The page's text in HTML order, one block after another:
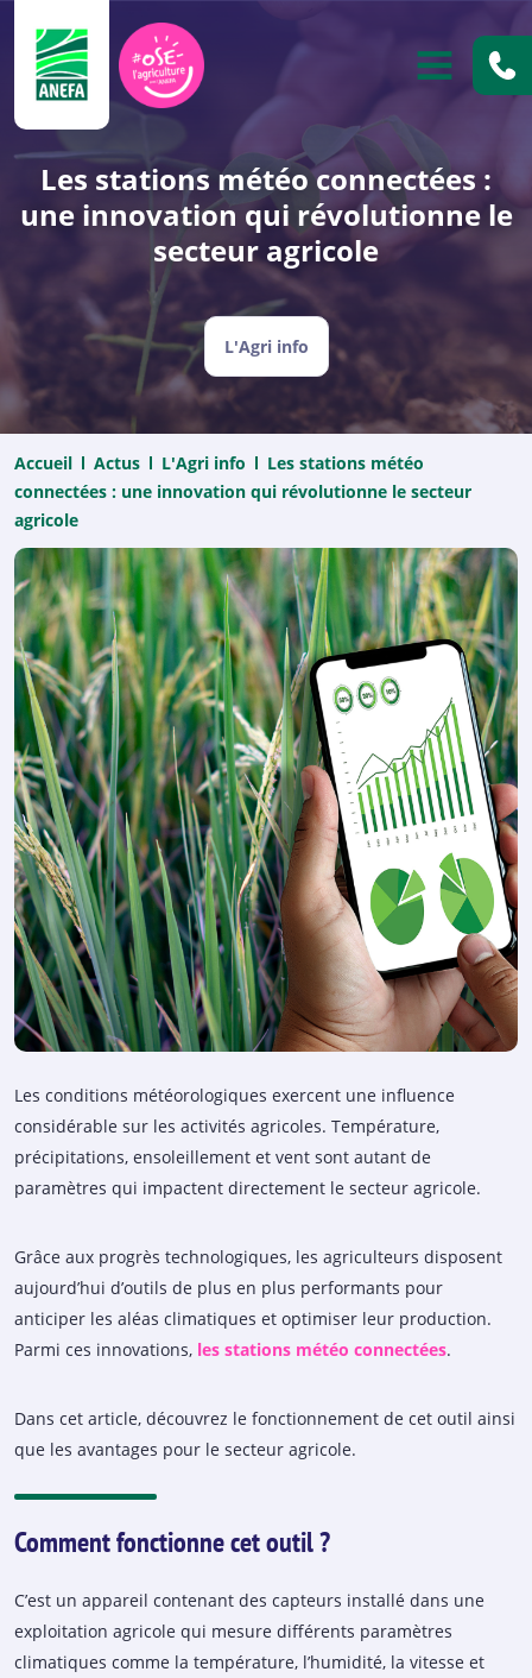
OUVRIR
Les stations météo connectées :
une innovation qui révolutionne le
secteur agricole
L'Agri info
Accueil Actus L'Agri info
Les stations météo
connectées : une innovation qui révolutionne le secteur
agricole
Les conditions météorologiques exercent une influence
considérable sur les activités agricoles. Température,
précipitations, ensoleillement et vent sont autant de
paramètres qui impactent directement le secteur agricole.
Grâce aux progrès technologiques, les agriculteurs disposent
aujourd’hui d’outils de plus en plus performants pour
anticiper les aléas climatiques et optimiser leur production.
Parmi ces innovations, les stations météo connectées.
Dans cet article, découvrez le fonctionnement de cet outil ainsi
que les avantages pour le secteur agricole.
Comment fonctionne cet outil ?
C’est un appareil contenant des capteurs installé dans une
exploitation agricole qui mesure différents paramètres
climatiques comme la température, l’humidité, la vitesse et